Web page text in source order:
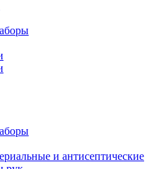
и антисептические